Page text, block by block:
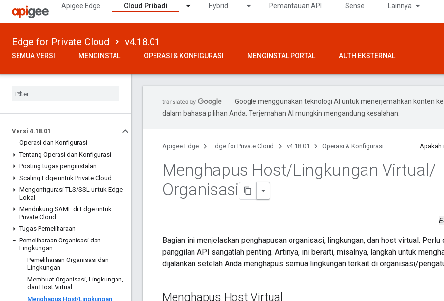
Apigee Edge Cloud Pribadi Hybrid Pemantauan API Sense Lainnya
Edge for Private Cloud v4.18.01
SEMUA VERSI MENGINSTAL OPERASI & KONFIGURASI MENGINSTAL PORTAL AUTH EKSTERNAL
Versi 4.18.01
Operasi dan Konfigurasi
Tentang Operasi dan Konfigurasi
Posting tugas penginstalan
Scaling Edge untuk Private Cloud
Mengonfigurasi TLS/SSL untuk Edge
Lokal
Mendukung SAML di Edge untuk
Private Cloud
Tugas Pemeliharaan
Pemeliharaan Organisasi dan
Lingkungan
Pemeliharaan Organisasi dan
Lingkungan
Membuat Organisasi, Lingkungan,
dan Host Virtual
Menghapus Host/Lingkungan
Google menggunakan teknologi AI untuk menerjemahkan konten ke
dalam bahasa pilihan Anda. Terjemahan AI mungkin mengandung kesalahan.
Apigee Edge Edge for Private Cloud v4.18.01 Operasi & Konfigurasi Apakah
Menghapus Host/Lingkungan Virtual/
Organisasi
Bagian ini menjelaskan penghapusan organisasi, lingkungan, dan host virtual. Perlu
panggilan API sangatlah penting. Artinya, ini berarti, misalnya, langkah untuk
dijalankan setelah Anda menghapus semua lingkungan terkait di organisasi/
Menghapus Host Virtual